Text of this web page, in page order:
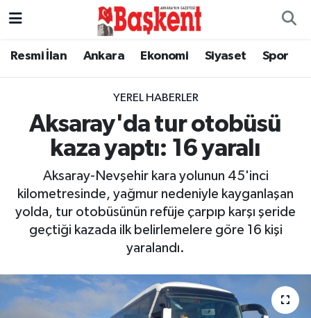
Resmi İlan Ankara Ekonomi Siyaset Spor
YEREL HABERLER
Aksaray'da tur otobüsü
kaza yaptı: 16 yaralı
Aksaray-Nevşehir kara yolunun 45'inci
kilometresinde, yağmur nedeniyle kayganlaşan
yolda, tur otobüsünün refüje çarpıp karşı şeride
geçtiği kazada ilk belirlemelere göre 16 kişi
yaralandı.